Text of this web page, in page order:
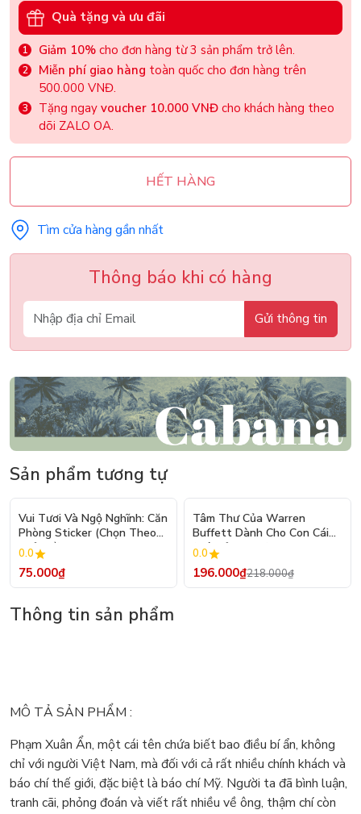
Quà tặng và ưu đãi
Giảm 10% cho đơn hàng từ 3 sản phẩm trở lên.
Miễn phí giao hàng toàn quốc cho đơn hàng trên
500.000 VNĐ.
Tặng ngay voucher 10.000 VNĐ cho khách hàng theo
dõi ZALO OA.
HẾT HÀNG
Tìm cửa hàng gần nhất
Thông báo khi có hàng
Gửi thông tin
Sản phẩm tương tự
Vui Tươi Và Ngộ Nghĩnh: Căn
Phòng Sticker (Chọn Theo
Chủ Đề) - Hơn 250 Sticker
0.0
75.000₫
Tâm Thư Của Warren
Buffett Dành Cho Con Cái
(Tái Bản 2026)
0.0
196.000₫218.000₫
Thông tin sản phẩm
MÔ TẢ SẢN PHẨM :
Phạm Xuân Ẩn, một cái tên chứa biết bao điều bí ẩn, không
chỉ với người Việt Nam, mà đối với cả rất nhiều chính khách và
báo chí thế giới, đặc biệt là báo chí Mỹ. Người ta đã bình luận,
tranh cãi, phỏng đoán và viết rất nhiều về ông, thậm chí còn